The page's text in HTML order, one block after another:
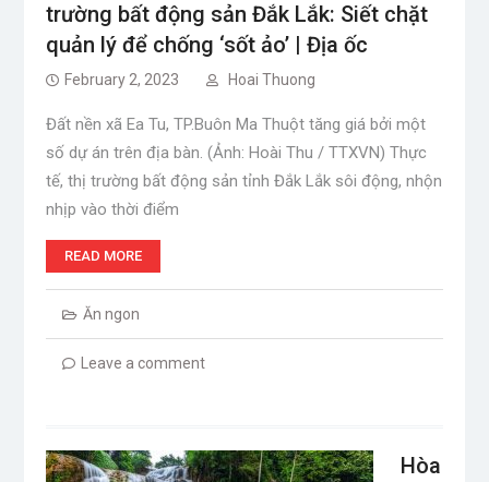
trường bất động sản Đắk Lắk: Siết chặt
quản lý để chống ‘sốt ảo’ | Địa ốc
February 2, 2023 Hoai Thuong
Đất nền xã Ea Tu, TP.Buôn Ma Thuột tăng giá bởi một
số dự án trên địa bàn. (Ảnh: Hoài Thu / TTXVN) Thực
tế, thị trường bất động sản tỉnh Đắk Lắk sôi động, nhộn
nhịp vào thời điểm
READ MORE
Ăn ngon
Leave a comment
Hòa